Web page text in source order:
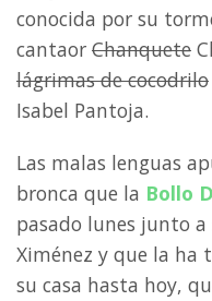
conocida por su
cantaor Chanquete
lágrimas de cocodrilo
Isabel Pantoja.
Las malas lenguas
bronca que la Bollo
pasado lunes junto
Ximénez y que la
su casa hasta hoy,